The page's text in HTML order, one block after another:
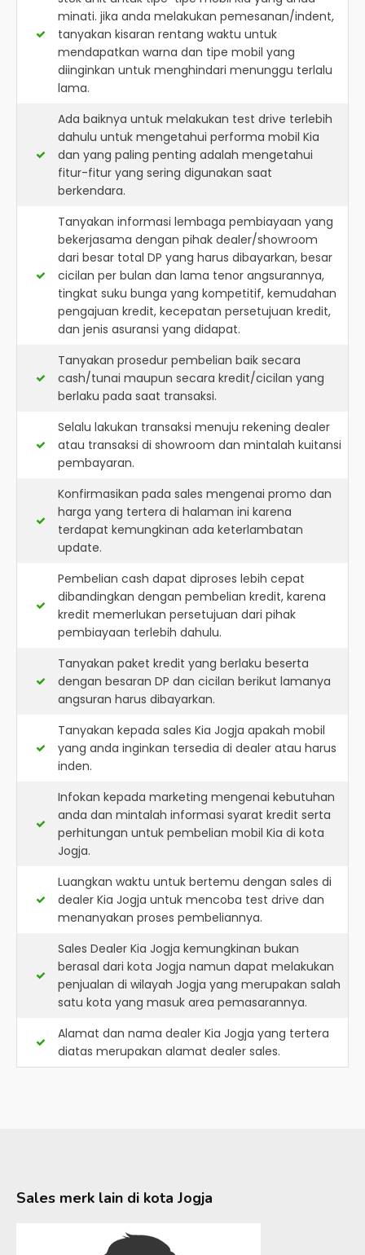
minati. jika anda melakukan pemesanan/indent,
tanyakan kisaran rentang waktu untuk
mendapatkan warna dan tipe mobil yang
diinginkan untuk menghindari menunggu terlalu
lama.
Ada baiknya untuk melakukan test drive terlebih
dahulu untuk mengetahui performa mobil Kia
dan yang paling penting adalah mengetahui
fitur-fitur yang sering digunakan saat
berkendara.
Tanyakan informasi lembaga pembiayaan yang
bekerjasama dengan pihak dealer/showroom
dari besar total DP yang harus dibayarkan, besar
cicilan per bulan dan lama tenor angsurannya,
tingkat suku bunga yang kompetitif, kemudahan
pengajuan kredit, kecepatan persetujuan kredit,
dan jenis asuransi yang didapat.
Tanyakan prosedur pembelian baik secara
cash/tunai maupun secara kredit/cicilan yang
berlaku pada saat transaksi.
Selalu lakukan transaksi menuju rekening dealer
atau transaksi di showroom dan mintalah kuitansi
pembayaran.
Konfirmasikan pada sales mengenai promo dan
harga yang tertera di halaman ini karena
terdapat kemungkinan ada keterlambatan
update.
Pembelian cash dapat diproses lebih cepat
dibandingkan dengan pembelian kredit, karena
kredit memerlukan persetujuan dari pihak
pembiayaan terlebih dahulu.
Tanyakan paket kredit yang berlaku beserta
dengan besaran DP dan cicilan berikut lamanya
angsuran harus dibayarkan.
Tanyakan kepada sales Kia Jogja apakah mobil
yang anda inginkan tersedia di dealer atau harus
inden.
Infokan kepada marketing mengenai kebutuhan
anda dan mintalah informasi syarat kredit serta
perhitungan untuk pembelian mobil Kia di kota
Jogja.
Luangkan waktu untuk bertemu dengan sales di
dealer Kia Jogja untuk mencoba test drive dan
menanyakan proses pembeliannya.
Sales Dealer Kia Jogja kemungkinan bukan
berasal dari kota Jogja namun dapat melakukan
penjualan di wilayah Jogja yang merupakan salah
satu kota yang masuk area pemasarannya.
Alamat dan nama dealer Kia Jogja yang tertera
diatas merupakan alamat dealer sales.
Sales merk lain di kota Jogja